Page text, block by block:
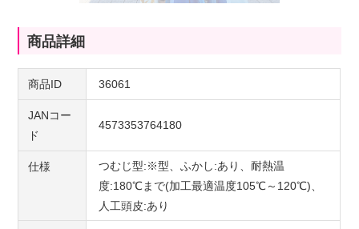
商品詳細
商品ID 36061
JANコー
ド
4573353764180
仕様
つむじ型:※型、ふかし:あり、耐熱温
度:180℃まで(加工最適温度105℃～120℃)、
人工頭皮:あり